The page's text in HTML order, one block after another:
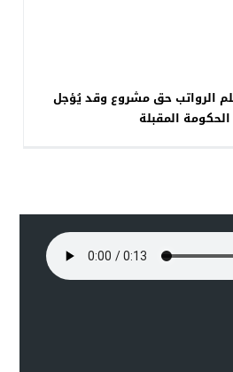
الرواتب حق مشروع وقد يُؤجل
المقبلة